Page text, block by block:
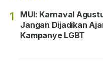
1
MUI: Karnaval
Jangan Dijadikan
Kampanye LGBT